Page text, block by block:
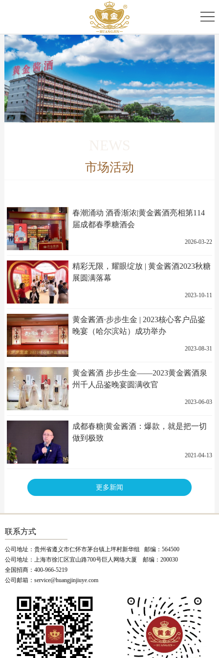
页
关
于
我
们
专
家
团
队
产
品
家
新
闻
服
市场活动
春潮涌动 酒香渐浓|黄金酱酒亮相第114
届成都春季糖酒会
2026-03-22
精彩无限，耀眼绽放 | 黄金酱酒2023秋糖
展圆满落幕
2023-10-11
黄金酱酒·步步生金 | 2023核心客户品鉴
晚宴（哈尔滨站）成功举办
2023-08-31
黄金酱酒 步步生金——2023黄金酱酒泉
州千人品鉴晚宴圆满收官
2023-06-03
成都春糖|黄金酱酒：爆款，就是把一切
做到极致
2021-04-13
更多新闻
联系方式
公司地址：贵州省遵义市仁怀市茅台镇上坪村新华组 邮编：564500
公司地址：上海市徐汇区宜山路700号巨人网络大厦 邮编：200030
全国招商：400-966-5219
公司邮箱：service@huangjinjiuye.com